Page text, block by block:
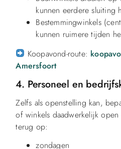
kunnen eerdere sluiting
Bestemmingwinkels
kunnen ruimere tijden
Koopavond-route:
Amersfoort
4. Personeel en
Zelfs als openstelling kan,
of winkels daadwerkelijk
terug op:
zondagen